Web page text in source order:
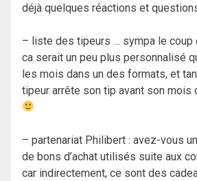
déjà quelques réactions et
– liste des tipeurs … sympa le coup
ca serait un peu plus personnalisé
les mois dans un des formats, et
tipeur arrête son tip avant son mois
– partenariat Philibert : avez-vous
de bons d’achat utilisés suite aux
car indirectement, ce sont des